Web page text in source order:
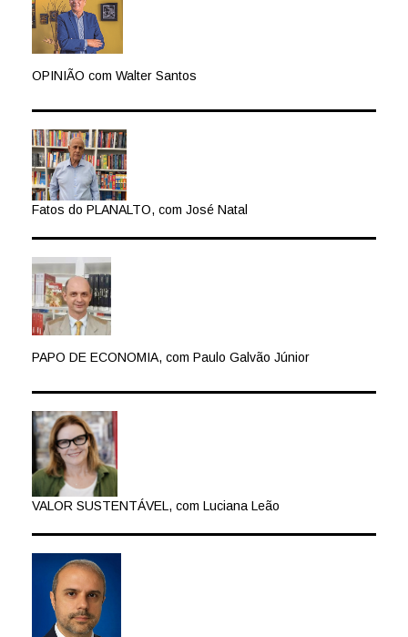
OPINIÃO com Walter Santos
Fatos do PLANALTO, com José Natal
PAPO DE ECONOMIA, com Paulo Galvão Júnior
VALOR SUSTENTÁVEL, com Luciana Leão